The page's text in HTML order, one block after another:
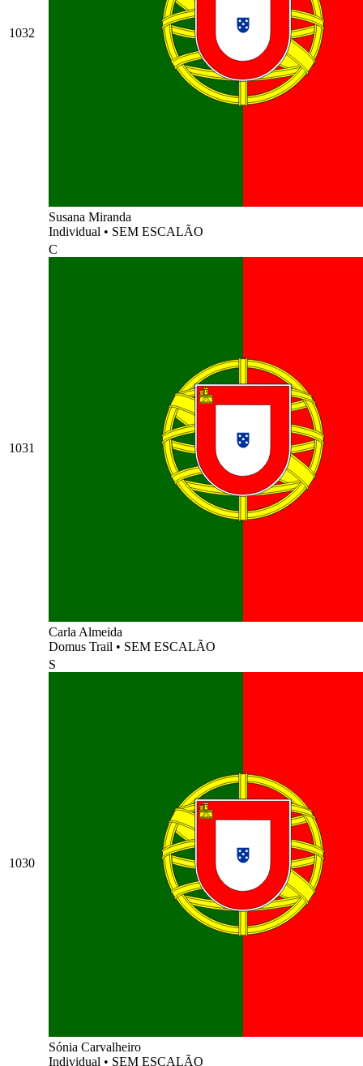
1032
Susana Miranda
Individual • SEM ESCALÃO
1031
C
Carla Almeida
Domus Trail • SEM ESCALÃO
1030
S
Sónia Carvalheiro
Individual • SEM ESCALÃO